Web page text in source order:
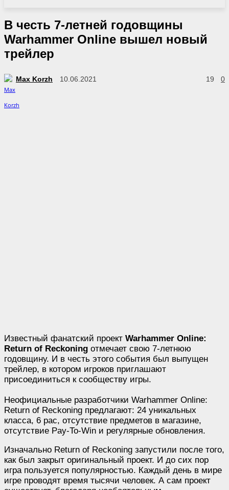
В честь 7-летней годовщины
Warhammer Online вышел новый
трейлер
Max Korzh 10.06.2021 0
19
Известный фанатский проект Warhammer Online:
Return of Reckoning отмечает свою 7-летнюю
годовщину. И в честь этого события был выпущен
трейлер, в котором игроков приглашают
присоединиться к сообществу игры.
Неофициальные разработчики Warhammer Online:
Return of Reckoning предлагают: 24 уникальных
класса, 6 рас, отсутствие предметов в магазине,
отсутствие Pay-To-Win и регулярные обновления.
Изначально Return of Reckoning запустили после того,
как был закрыт оригинальный проект. И до сих пор
игра пользуется популярностью. Каждый день в мире
игре проводят время тысячи человек. А сам проект